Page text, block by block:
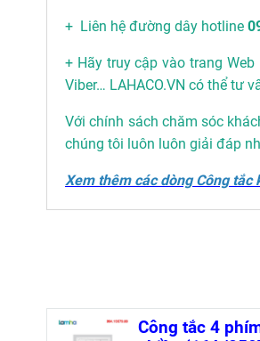
+ Liên hệ đường dây hotline
+ Hãy truy cập vào trang Web
Viber… LAHACO.VN có thể tư
Với chính sách chăm sóc
chúng tôi luôn luôn giải đáp
Xem thêm các dòng Công tắc
Công tắc 4